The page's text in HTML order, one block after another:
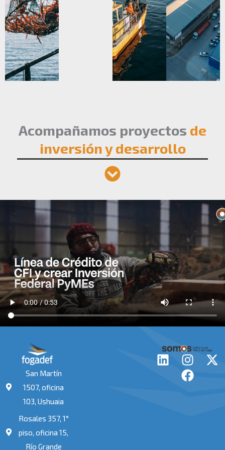
Acompañamos proyectos de
inversión y desarrollo
San Martín
1507, oficina
103, Ushuaia
Rosales 357, 1°
piso, oficina 15,
Río Grande
L
I
n
s
X
F
a
c